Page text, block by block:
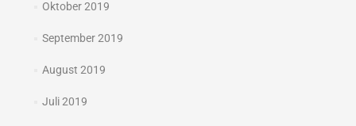
Oktober 2019
September 2019
August 2019
Juli 2019